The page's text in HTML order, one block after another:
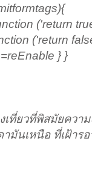
){
('return
('return
} }
ที่ยวที่พิสมัยควา
มันเหนือ ที่เฝ้าร